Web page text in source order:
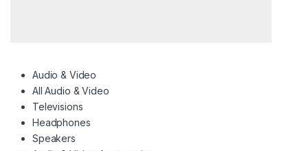
Audio & Video
All Audio & Video
Televisions
Headphones
Speakers